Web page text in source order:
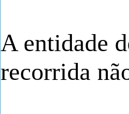
A entidade
recorrida